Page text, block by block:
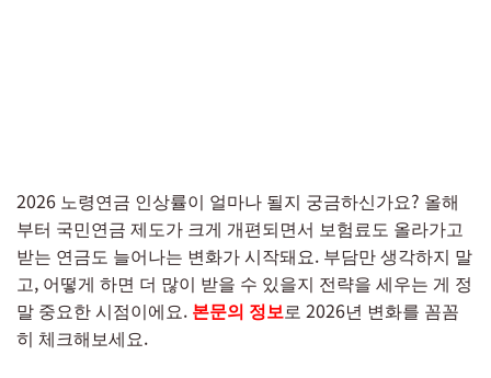
2026 노령연금 인상률이 얼마나 될지 궁금하신가요? 올해
부터 국민연금 제도가 크게 개편되면서 보험료도 올라가고
받는 연금도 늘어나는 변화가 시작돼요. 부담만 생각하지 말
고, 어떻게 하면 더 많이 받을 수 있을지 전략을 세우는 게 정
말 중요한 시점이에요. 본문의 정보로 2026년 변화를 꼼꼼
히 체크해보세요.